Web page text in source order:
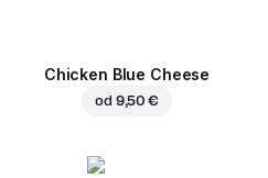
Chicken Blue Cheese
od 9,50 €